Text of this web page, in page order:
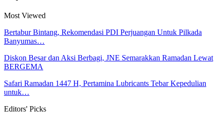
Most Viewed
Bertabur Bintang, Rekomendasi PDI Perjuangan Untuk Pilkada
Banyumas…
Diskon Besar dan Aksi Berbagi, JNE Semarakkan Ramadan Lewat
BERGEMA
Safari Ramadan 1447 H, Pertamina Lubricants Tebar Kepedulian
untuk…
Editors' Picks